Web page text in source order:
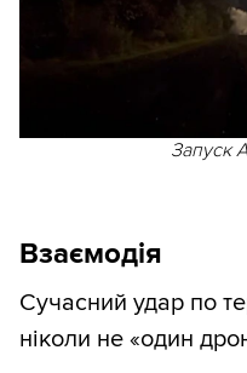
Запуск
Взаємодія
Сучасний удар по
ніколи не «один